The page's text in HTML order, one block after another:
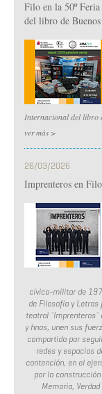
Filo en la 50º
del libro de
Internacional del libro
ver más >
26/03/2026
Imprenteros en Filo
cívico-militar de
de Filosofía y Letras
teatral ¨Imprenteros¨
y hnos, unen sus
compartido por
redes y espacios
contención, en el
por la
Memoria,